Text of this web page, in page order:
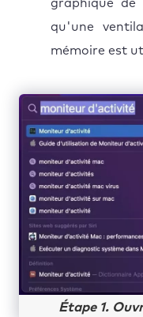
graphique de
qu'une
mémoire est
Étape 1.